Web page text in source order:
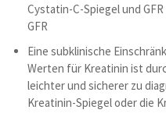
Cystatin-C-Spiegel und
GFR
Eine subklinische
Werten für Kreatinin ist
leichter und sicherer zu
Kreatinin-Spiegel oder die